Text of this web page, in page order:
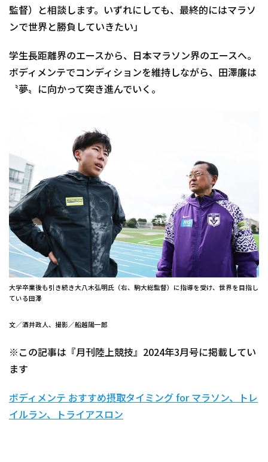
監督）と相談します。いずれにしても、最終的にはマラソ
ンで世界と勝負していきたい」
学生長距離界のエースから、日本マラソン界のエースへ。
ボディメンテでコンディションを維持しながら、田澤廉は
〝夢〟に向かって突き進んでいく。
大学卒業後も引き続き大八木弘明氏（右、駒大総監督）に指導を受け、世界を目指し
ている田澤
文／酒井政人、撮影／船越陽一郎
※この記事は『月刊陸上競技』2024年3月号に掲載してい
ます
ボディメンテ おすすめ摂取タイミング for マラソン、トレ
イルラン、トライアスロン